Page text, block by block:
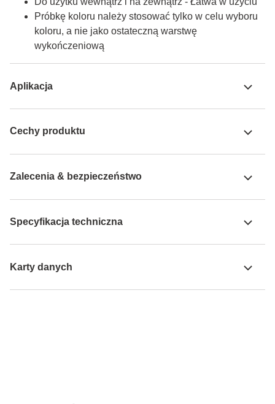
Próbkę koloru należy stosować tylko w celu wyboru
koloru, a nie jako ostateczną warstwę
wykończeniową
Aplikacja
Cechy produktu
Zalecenia & bezpieczeństwo
Specyfikacja techniczna
Karty danych